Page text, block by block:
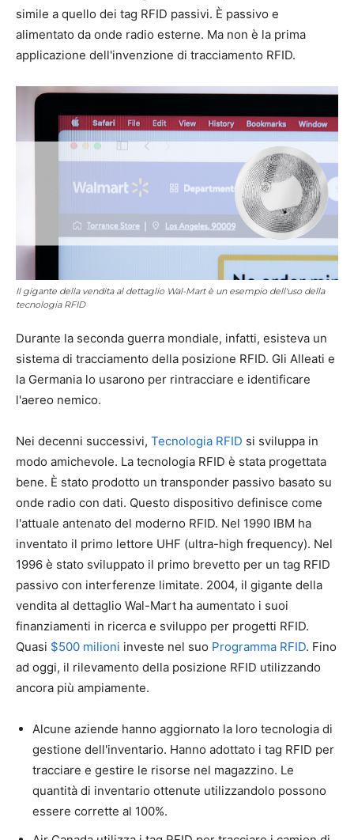
simile a quello dei tag RFID passivi. È passivo e
alimentato da onde radio esterne. Ma non è la prima
applicazione dell'invenzione di tracciamento RFID.
Il gigante della vendita al dettaglio Wal-Mart è un esempio dell'uso della
tecnologia RFID
Durante la seconda guerra mondiale, infatti, esisteva un
sistema di tracciamento della posizione RFID. Gli Alleati e
la Germania lo usarono per rintracciare e identificare
l'aereo nemico.
Nei decenni successivi, Tecnologia RFID si sviluppa in
modo amichevole. La tecnologia RFID è stata progettata
bene. È stato prodotto un transponder passivo basato su
onde radio con dati. Questo dispositivo definisce come
l'attuale antenato del moderno RFID. Nel 1990 IBM ha
inventato il primo lettore UHF (ultra-high frequency). Nel
1996 è stato sviluppato il primo brevetto per un tag RFID
passivo con interferenze limitate. 2004, il gigante della
vendita al dettaglio Wal-Mart ha aumentato i suoi
finanziamenti in ricerca e sviluppo per progetti RFID.
Quasi $500 milioni investe nel suo Programma RFID. Fino
ad oggi, il rilevamento della posizione RFID utilizzando
ancora più ampiamente.
Alcune aziende hanno aggiornato la loro tecnologia di
gestione dell'inventario. Hanno adottato i tag RFID per
tracciare e gestire le risorse nel magazzino. Le
quantità di inventario ottenute utilizzandolo possono
essere corrette al 100%.